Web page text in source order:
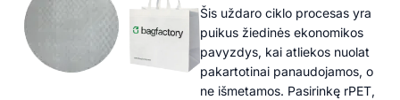
Šis uždaro ciklo procesas yra
puikus žiedinės ekonomikos
pavyzdys, kai atliekos nuolat
pakartotinai panaudojamos, o
ne išmetamos. Pasirinkę rPET,